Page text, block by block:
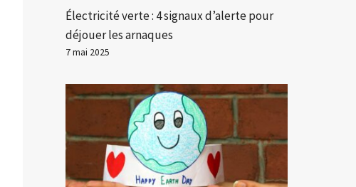
Électricité verte : 4 signaux d’alerte pour
déjouer les arnaques
7 mai 2025